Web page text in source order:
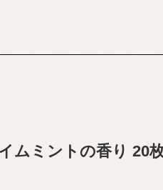
ムミントの香り 20